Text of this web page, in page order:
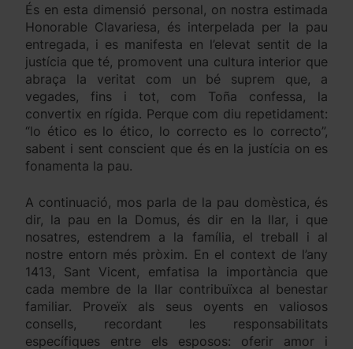
És en esta dimensió personal, on nostra estimada
Honorable Clavariesa, és interpelada per la pau
entregada, i es manifesta en l’elevat sentit de la
justícia que té, promovent una cultura interior que
abraça la veritat com un bé suprem que, a
vegades, fins i tot, com Toña confessa, la
convertix en rígida. Perque com diu repetidament:
“lo ético es lo ético, lo correcto es lo correcto”,
sabent i sent conscient que és en la justícia on es
fonamenta la pau.
A continuació, mos parla de la pau domèstica, és
dir, la pau en la Domus, és dir en la llar, i que
nosatres, estendrem a la família, el treball i al
nostre entorn més pròxim. En el context de l’any
1413, Sant Vicent, emfatisa la importància que
cada membre de la llar contribuïxca al benestar
familiar. Proveïx als seus oyents en valiosos
consells, recordant les responsabilitats
específiques entre els esposos: oferir amor i